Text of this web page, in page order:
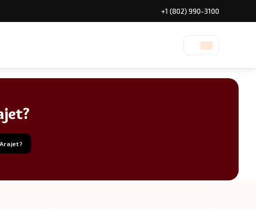
+1 (802) 990-3100